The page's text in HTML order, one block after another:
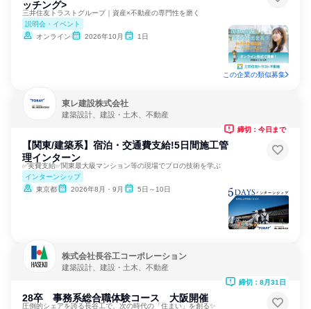
ッチング>
三井住友トラストグループ｜資産×不動産の専門性を磨く
説明会・イベント
オンライン
2026年10月 1日
この企業の類似募集
東レ建設株式会社
建築設計、建設・土木、不動産
【関東/建築系】宿泊・交通費支給!5日間施工管
理インターン
✅実費支給✅関東最大級マンション等の現場でプロの技術を学ぶ
インターンシップ
東京都
2026年8月・9月 5日～10日
締切：今日まで
株式会社長谷工コーポレーション
建築設計、建設・土木、不動産
28卒 事務系総合職体験コース 大阪開催
圧倒的シェアを誇る長谷工で、次の時代の「住まい」を創る✨
締切：8月31日